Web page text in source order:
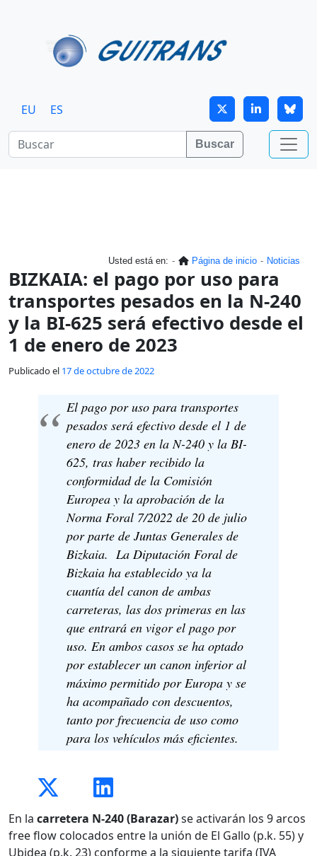
EU ES
Buscar
Usted está en: Página de inicio Noticias
BIZKAIA: el pago por uso para
transportes pesados en la N-240
y la BI-625 será efectivo desde el
1 de enero de 2023
Publicado el 17 de octubre de 2022
El pago por uso para transportes
pesados será efectivo desde el 1 de
enero de 2023 en la N-240 y la BI-
625, tras haber recibido la
conformidad de la Comisión
Europea y la aprobación de la
Norma Foral 7/2022 de 20 de julio
por parte de Juntas Generales de
Bizkaia. La Diputación Foral de
Bizkaia ha establecido ya la
cuantía del canon de ambas
carreteras, las dos primeras en las
que entrará en vigor el pago por
uso. En ambos casos se ha optado
por establecer un canon inferior al
máximo permitido por Europa y se
ha acompañado con descuentos,
tanto por frecuencia de uso como
para los vehículos más eficientes.
En la carretera N-240 (Barazar)se activarán los 9 arcos
free flow colocados entre la unión de El Gallo (p.k. 55) y
Ubidea (p.k. 23) conforme a la siguiente tarifa (IVA